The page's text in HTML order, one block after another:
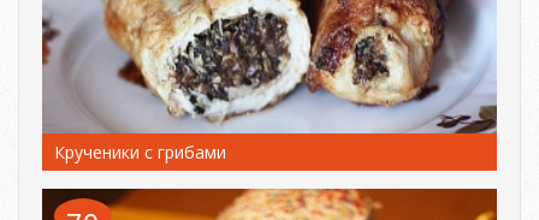
Крученики с грибами